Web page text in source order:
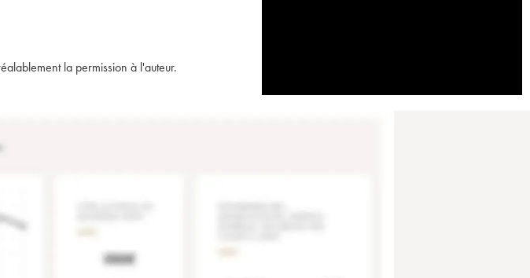
la permission à l'auteur.